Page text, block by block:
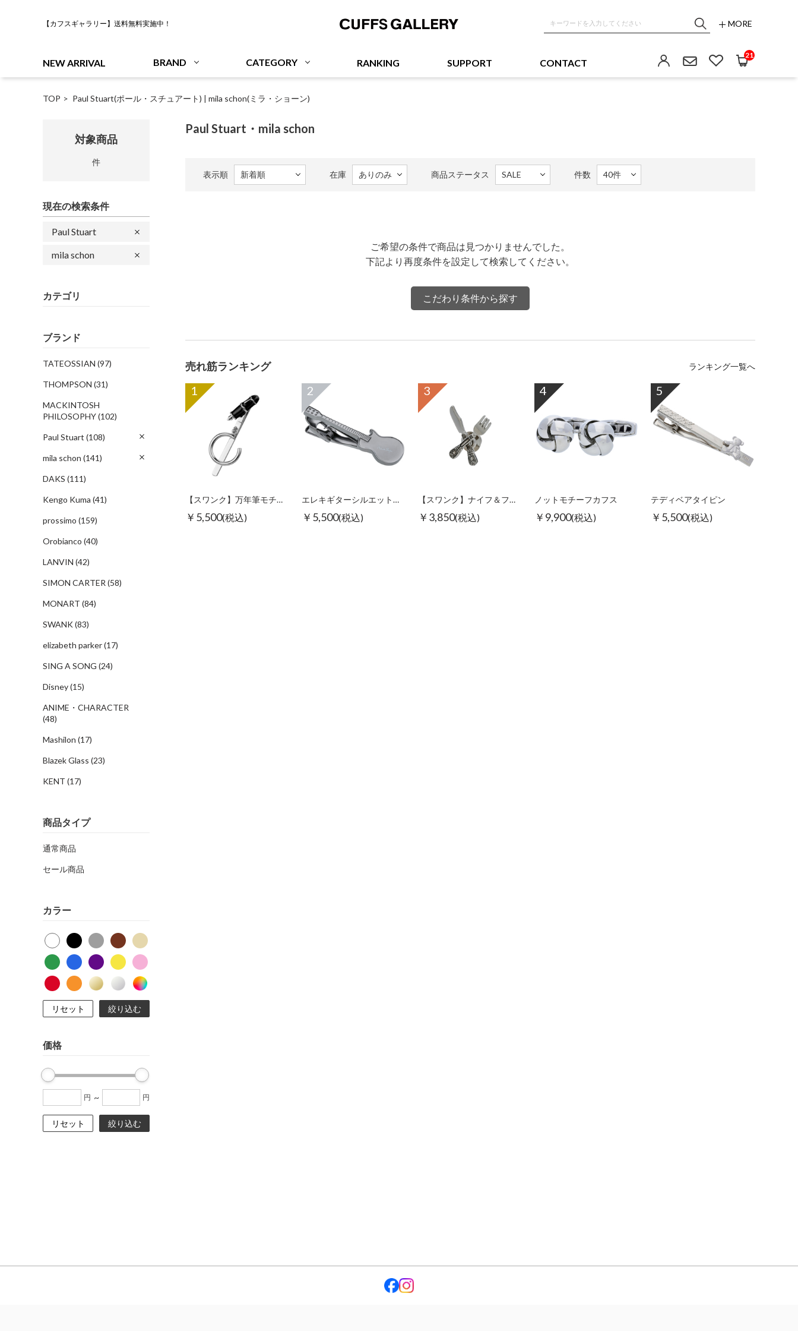
【カフスギャラリー】送料無料実施中！ MORE
NEW ARRIVAL BRAND CATEGORY RANKING SUPPORT CONTACT
21
TOP Paul Stuart(ポール・スチュアート) | mila schon(ミラ・ショーン)
対象商品
件
現在の検索条件
Paul Stuart
mila schon
カテゴリ
ブランド
TATEOSSIAN (97)
THOMPSON (31)
MACKINTOSH
PHILOSOPHY(102)
Paul Stuart (108)
mila schon (141)
DAKS (111)
Kengo Kuma (41)
prossimo (159)
Orobianco (40)
LANVIN (42)
SIMON CARTER (58)
MONART (84)
SWANK(83)
elizabeth parker(17)
SING A SONG (24)
Disney(15)
ANIME・CHARACTER
(48)
Mashilon (17)
Blazek Glass (23)
KENT (17)
商品タイプ
通常商品
セール商品
カラー
リセット 絞り込む
価格
円 ~ 円
リセット 絞り込む
Paul Stuart・mila schon
表示順 在庫 商品ステータス 件数
ご希望の条件で商品は見つかりませんでした。
下記より再度条件を設定して検索してください。
こだわり条件から探す
売れ筋ランキング ランキング一覧へ
1
【スワンク】万年筆モチーフグラスホルダー
￥5,500(税込)
2
エレキギターシルエットタイピン ブラック
￥5,500(税込)
3
【スワンク】ナイフ＆フォークピンズ
￥3,850(税込)
4
ノットモチーフカフス
￥9,900(税込)
5
テディベアタイピン
￥5,500(税込)